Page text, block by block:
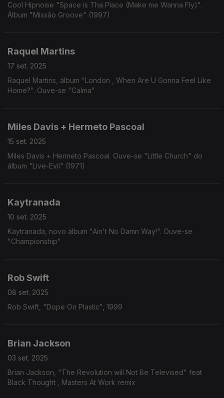
Cool Hipnoise "Space is Tha Place (Make me Wanna Fly)".
Álbum "Missão Groove" (1997)
Raquel Martins
17 set. 2025
Raquel Martins, álbum "London , When Are U Gonna Feel Like
Home?". Ouve-se "Calma"
Miles Davis + Hermeto Pascoal
15 set. 2025
Miles Davis + Hermeto Pascoal. Ouve-se "Little Church" do
álbum "Live-Evil" (1971)
Kaytranada
10 set. 2025
Kaytranada, novo álbum "Ain't No Damn Way!". Ouve-se
"Championship"
Rob Swift
08 set. 2025
Rob Swift, "Dope On Plastic", 1999
Brian Jackson
03 set. 2025
Brian Jackson, "The Revolution will Not Be Televised" feat
Black Thought , Masters At Work remix